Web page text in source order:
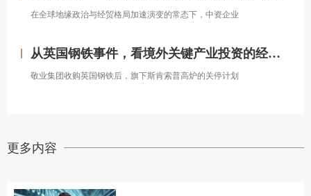
在全球地缘政治与经贸格局加速演变的常态下，中资企业
从英国钢铁事件，看境外关键产业投资的经营处置权风险
敬业集团收购英国钢铁后，旗下斯肯索普高炉的关停计划
更多内容